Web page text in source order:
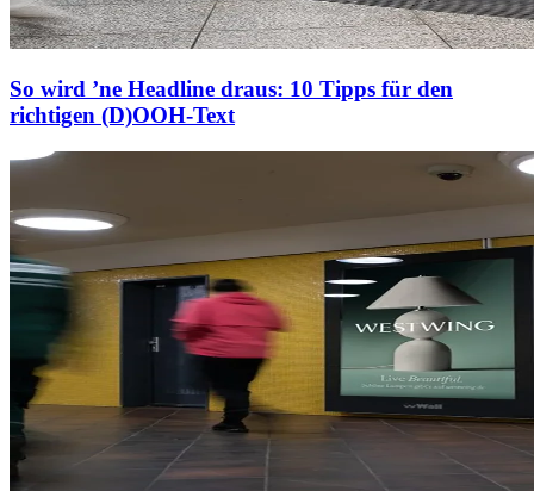
So wird ’ne Headline draus: 10 Tipps für den
richtigen (D)OOH-Text